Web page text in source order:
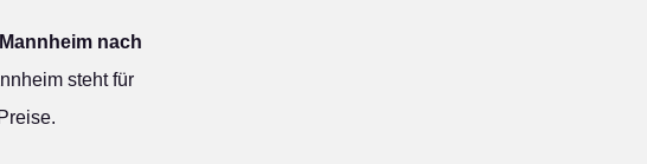
nach
steht für